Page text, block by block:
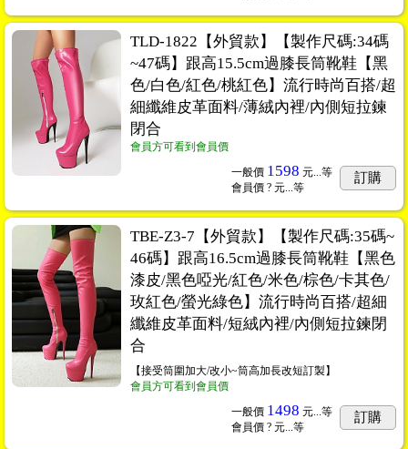
TLD-1822【外貿款】【製作尺碼:34碼
~47碼】跟高15.5cm過膝長筒靴鞋【黑
色/白色/紅色/桃紅色】流行時尚百搭/超
細纖維皮革面料/薄絨內裡/內側短拉鍊
閉合
會員方可看到會員價
一般價 1598 元...等
會員價 ? 元...等
訂購
TBE-Z3-7【外貿款】【製作尺碼:35碼~
46碼】跟高16.5cm過膝長筒靴鞋【黑色
漆皮/黑色啞光/紅色/米色/棕色/卡其色/
玫紅色/螢光綠色】流行時尚百搭/超細
纖維皮革面料/短絨內裡/內側短拉鍊閉
合
【接受筒圍加大/改小~筒高加長改短訂製】
會員方可看到會員價
一般價 1498 元...等
會員價 ? 元...等
訂購